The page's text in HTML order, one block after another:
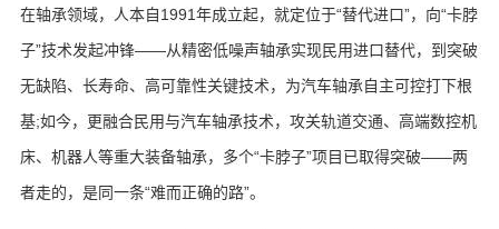
在轴承领域，人本自1991年成立起，就定位于“替代进口”，向“卡脖
子”技术发起冲锋——从精密低噪声轴承实现民用进口替代，到突破
无缺陷、长寿命、高可靠性关键技术，为汽车轴承自主可控打下根
基;如今，更融合民用与汽车轴承技术，攻关轨道交通、高端数控机
床、机器人等重大装备轴承，多个“卡脖子”项目已取得突破——两
者走的，是同一条“难而正确的路”。